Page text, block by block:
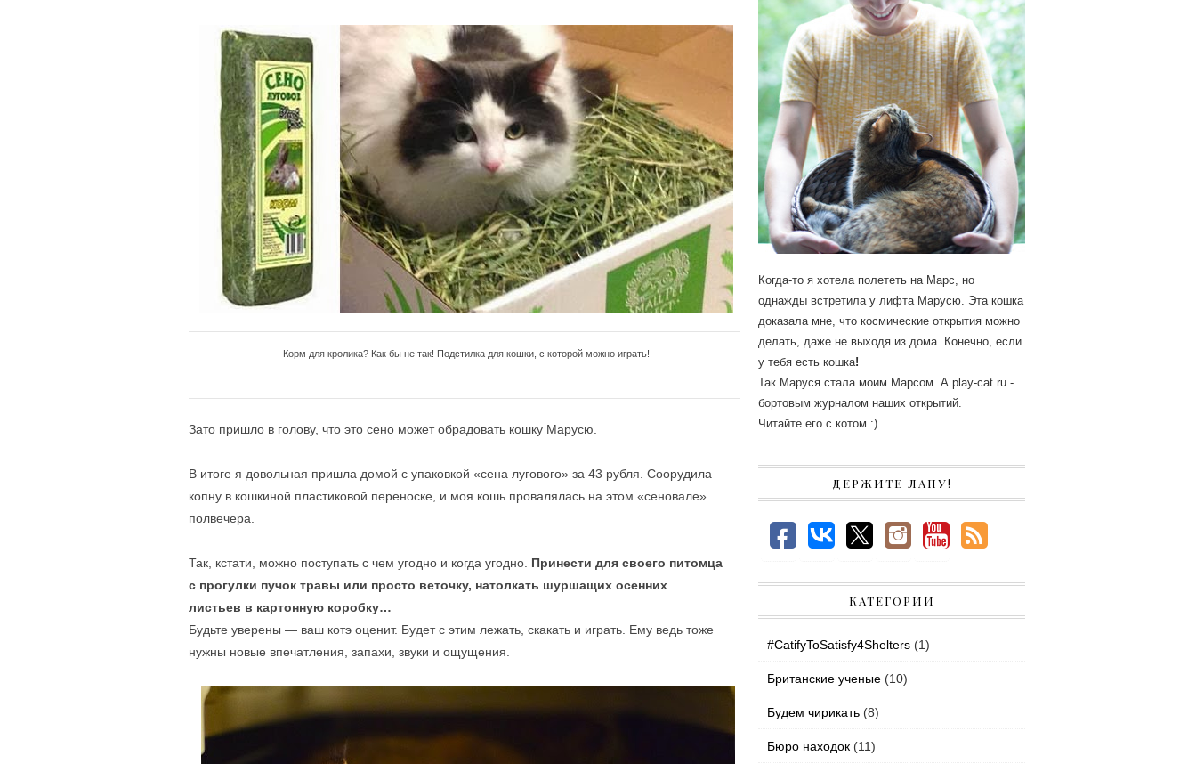
Корм для кролика? Как бы не так! Подстилка для кошки, с которой можно играть!
Зато пришло в голову, что это сено может обрадовать кошку Марусю.
В итоге я довольная пришла домой с упаковкой «сена лугового» за 43 рубля. Соорудила
копну в кошкиной пластиковой переноске, и моя кошь провалялась на этом «сеновале»
полвечера.
Так, кстати, можно поступать с чем угодно и когда угодно. Принести для своего питомца
с прогулки пучок травы или просто веточку, натолкать шуршащих осенних
листьев в картонную коробку…
Будьте уверены — ваш котэ оценит. Будет с этим лежать, скакать и играть. Ему ведь тоже
нужны новые впечатления, запахи, звуки и ощущения.
Когда-то я хотела полететь на Марс, но
однажды встретила у лифта Марусю. Эта кошка
доказала мне, что космические открытия можно
делать, даже не выходя из дома. Конечно, если
у тебя есть кошка!
Так Маруся стала моим Марсом. А play-cat.ru -
бортовым журналом наших открытий.
Читайте его с котом :)
ДЕРЖИТЕ ЛАПУ!
КАТЕГОРИИ
#CatifyToSatisfy4Shelters (1)
Британские ученые (10)
Будем чирикать (8)
Бюро находок (11)